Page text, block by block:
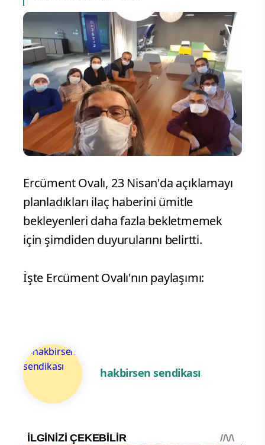
Ercüment Ovalı, 23 Nisan'da açıklamayı
planladıkları ilaç haberini ümitle
bekleyenleri daha fazla bekletmemek
için şimdiden duyurularını belirtti.
İşte Ercüment Ovalı'nın paylaşımı:
hakbirsen sendikası